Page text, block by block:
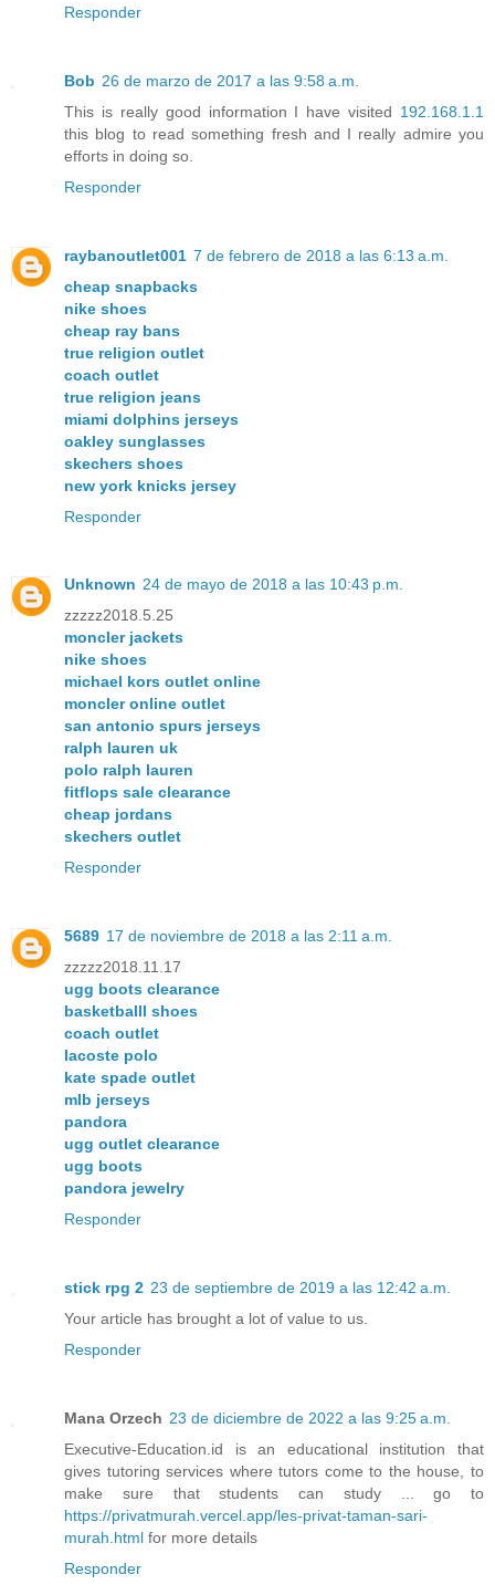
Responder
Bob 26 de marzo de 2017 a las 9:58 a.m.
This is really good information I have visited 192.168.1.1
this blog to read something fresh and I really admire you
efforts in doing so.
Responder
raybanoutlet001 7 de febrero de 2018 a las 6:13 a.m.
cheap snapbacks
nike shoes
cheap ray bans
true religion outlet
coach outlet
true religion jeans
miami dolphins jerseys
oakley sunglasses
skechers shoes
new york knicks jersey
Responder
Unknown 24 de mayo de 2018 a las 10:43 p.m.
zzzzz2018.5.25
moncler jackets
nike shoes
michael kors outlet online
moncler online outlet
san antonio spurs jerseys
ralph lauren uk
polo ralph lauren
fitflops sale clearance
cheap jordans
skechers outlet
Responder
5689 17 de noviembre de 2018 a las 2:11 a.m.
zzzzz2018.11.17
ugg boots clearance
basketballl shoes
coach outlet
lacoste polo
kate spade outlet
mlb jerseys
pandora
ugg outlet clearance
ugg boots
pandora jewelry
Responder
stick rpg 2 23 de septiembre de 2019 a las 12:42 a.m.
Your article has brought a lot of value to us.
Responder
Mana Orzech 23 de diciembre de 2022 a las 9:25 a.m.
Executive-Education.id is an educational institution that
gives tutoring services where tutors come to the house, to
make sure that students can study ... go to
https://privatmurah.vercel.app/les-privat-taman-sari-
murah.html for more details
Responder